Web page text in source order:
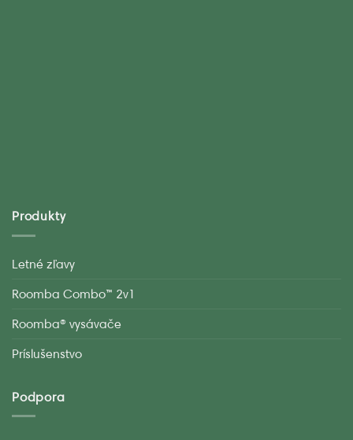
Produkty
Letné zľavy
Roomba Combo™ 2v1
Roomba® vysávače
Príslušenstvo
Podpora